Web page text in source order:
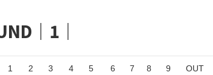
｜1｜
1 2 3 4 5 6 7 8 9 OUT